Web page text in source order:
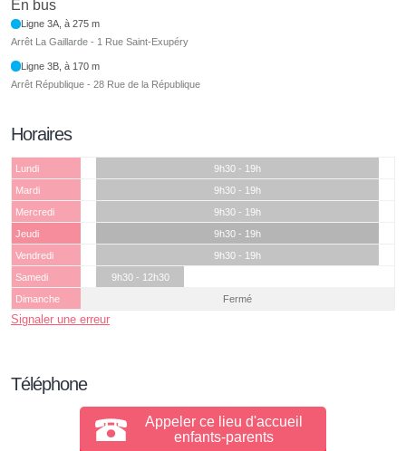
En bus
Ligne 3A, à 275 m
Arrêt La Gaillarde - 1 Rue Saint-Exupéry
Ligne 3B, à 170 m
Arrêt République - 28 Rue de la République
Horaires
Lundi
9h30 - 19h
Mardi
9h30 - 19h
Mercredi
9h30 - 19h
Jeudi
9h30 - 19h
Vendredi
9h30 - 19h
Samedi
9h30 - 12h30
Dimanche
Fermé
Signaler une erreur
Téléphone
Appeler ce lieu d'accueil
enfants-parents